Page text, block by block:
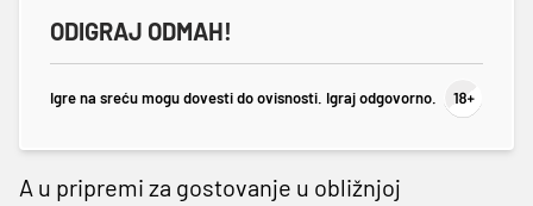
ODIGRAJ ODMAH!
Igre na sreću mogu dovesti do ovisnosti. Igraj odgovorno.
A u pripremi za gostovanje u obližnjoj